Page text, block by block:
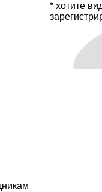
* хотите